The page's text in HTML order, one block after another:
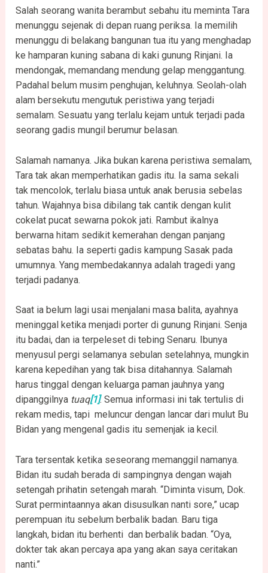
Salah seorang wanita berambut sebahu itu meminta Tara
menunggu sejenak di depan ruang periksa. Ia memilih
menunggu di belakang bangunan tua itu yang menghadap
ke hamparan kuning sabana di kaki gunung Rinjani. Ia
mendongak, memandang mendung gelap menggantung.
Padahal belum musim penghujan, keluhnya. Seolah-olah
alam bersekutu mengutuk peristiwa yang terjadi
semalam. Sesuatu yang terlalu kejam untuk terjadi pada
seorang gadis mungil berumur belasan.
Salamah namanya. Jika bukan karena peristiwa semalam,
Tara tak akan memperhatikan gadis itu. Ia sama sekali
tak mencolok, terlalu biasa untuk anak berusia sebelas
tahun. Wajahnya bisa dibilang tak cantik dengan kulit
cokelat pucat sewarna pokok jati. Rambut ikalnya
berwarna hitam sedikit kemerahan dengan panjang
sebatas bahu. Ia seperti gadis kampung Sasak pada
umumnya. Yang membedakannya adalah tragedi yang
terjadi padanya.
Saat ia belum lagi usai menjalani masa balita, ayahnya
meninggal ketika menjadi porter di gunung Rinjani. Senja
itu badai, dan ia terpeleset di tebing Senaru. Ibunya
menyusul pergi selamanya sebulan setelahnya, mungkin
karena kepedihan yang tak bisa ditahannya. Salamah
harus tinggal dengan keluarga paman jauhnya yang
dipanggilnya tuaq[1]. Semua informasi ini tak tertulis di
rekam medis, tapi meluncur dengan lancar dari mulut Bu
Bidan yang mengenal gadis itu semenjak ia kecil.
Tara tersentak ketika seseorang memanggil namanya.
Bidan itu sudah berada di sampingnya dengan wajah
setengah prihatin setengah marah. “Diminta visum, Dok.
Surat permintaannya akan disusulkan nanti sore,” ucap
perempuan itu sebelum berbalik badan. Baru tiga
langkah, bidan itu berhenti dan berbalik badan. “Oya,
dokter tak akan percaya apa yang akan saya ceritakan
nanti.”